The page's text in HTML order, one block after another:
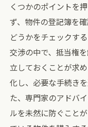
くつかのポイントを
ず、物件の登記簿を
どうかをチェックす
交渉の中で、抵当権
立しておくことが求
化し、必要な手続き
た、専門家のアドバ
ルを未然に防ぐこと